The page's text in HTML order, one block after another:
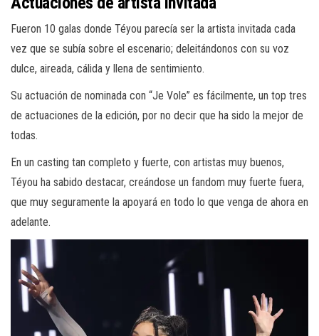
Fueron 10 galas donde Téyou parecía ser la artista invitada cada
vez que se subía sobre el escenario; deleitándonos con su voz
dulce, aireada, cálida y llena de sentimiento.
Su actuación de nominada con “Je Vole” es fácilmente, un top tres
de actuaciones de la edición, por no decir que ha sido la mejor de
todas.
En un casting tan completo y fuerte, con artistas muy buenos,
Téyou ha sabido destacar, creándose un fandom muy fuerte fuera,
que muy seguramente la apoyará en todo lo que venga de ahora en
adelante.